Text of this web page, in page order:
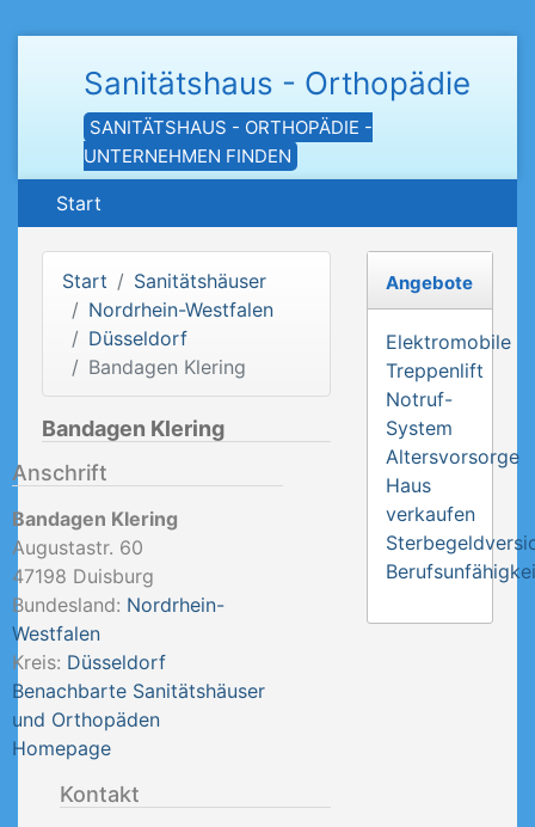
Sanitätshaus - Orthopädie
SANITÄTSHAUS - ORTHOPÄDIE -
UNTERNEHMEN FINDEN
Start
Start
Sanitätshäuser
Nordrhein-Westfalen
Düsseldorf
Bandagen Klering
Bandagen Klering
Anschrift
Bandagen Klering
Augustastr. 60
47198 Duisburg
Bundesland: Nordrhein-
Westfalen
Kreis: Düsseldorf
Benachbarte Sanitätshäuser
und Orthopäden
Homepage
Kontakt
Angebote
Elektromobile
Treppenlift
Notruf-
System
Altersvorsorge
Haus
verkaufen